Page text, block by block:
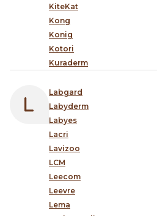
KiteKat
Kong
Konig
Kotori
Kuraderm
Labgard
Labyderm
Labyes
Lacri
Lavizoo
LCM
Leecom
Leevre
Lema